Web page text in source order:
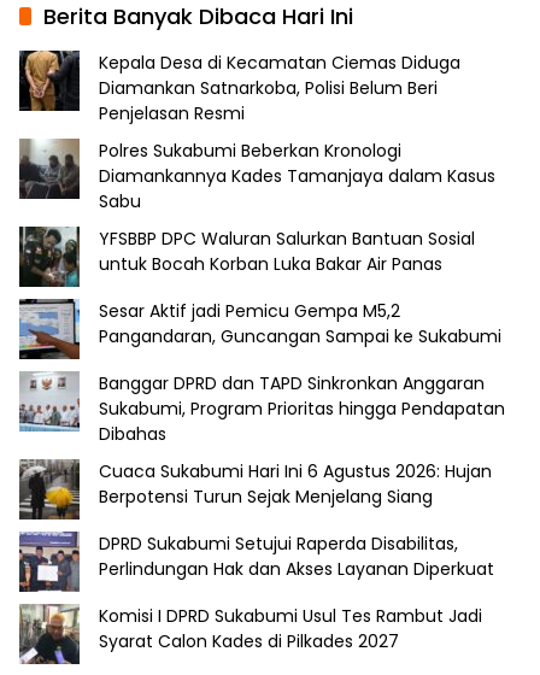
Berita Banyak Dibaca Hari Ini
Kepala Desa di Kecamatan Ciemas Diduga
Diamankan Satnarkoba, Polisi Belum Beri
Penjelasan Resmi
Polres Sukabumi Beberkan Kronologi
Diamankannya Kades Tamanjaya dalam Kasus
Sabu
YFSBBP DPC Waluran Salurkan Bantuan Sosial
untuk Bocah Korban Luka Bakar Air Panas
Sesar Aktif jadi Pemicu Gempa M5,2
Pangandaran, Guncangan Sampai ke Sukabumi
Banggar DPRD dan TAPD Sinkronkan Anggaran
Sukabumi, Program Prioritas hingga Pendapatan
Dibahas
Cuaca Sukabumi Hari Ini 6 Agustus 2026: Hujan
Berpotensi Turun Sejak Menjelang Siang
DPRD Sukabumi Setujui Raperda Disabilitas,
Perlindungan Hak dan Akses Layanan Diperkuat
Komisi I DPRD Sukabumi Usul Tes Rambut Jadi
Syarat Calon Kades di Pilkades 2027